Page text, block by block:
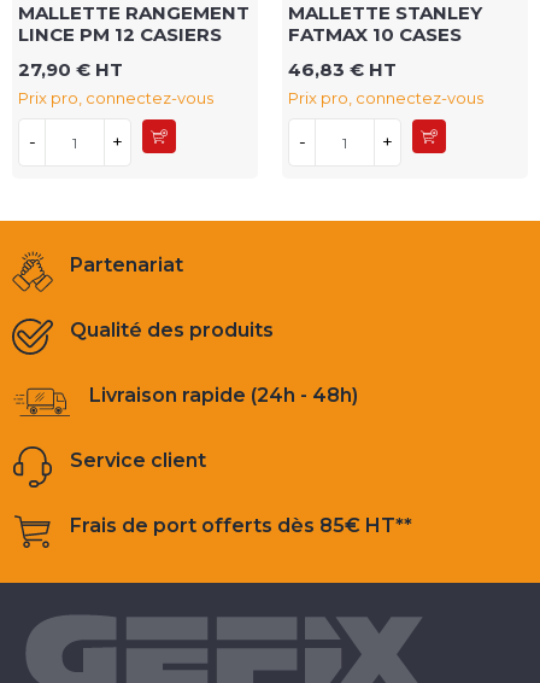
MALLETTE RANGEMENT
LINCE PM 12 CASIERS
27,90 € HT
Prix pro, connectez-vous
- +
MALLETTE STANLEY
FATMAX 10 CASES
46,83 € HT
Prix pro, connectez-vous
- +
Partenariat
Qualité des produits
Livraison rapide (24h - 48h)
Service client
Frais de port offerts dès 85€ HT**